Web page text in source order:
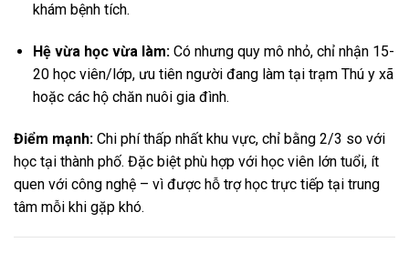
khám bệnh tích.
Hệ vừa học vừa làm:Có nhưng quy mô nhỏ, chỉ nhận 15-
20 học viên/lớp, ưu tiên người đang làm tại trạm Thú y xã
hoặc các hộ chăn nuôi gia đình.
Điểm mạnh: Chi phí thấp nhất khu vực, chỉ bằng 2/3 so với
học tại thành phố. Đặc biệt phù hợp với học viên lớn tuổi, ít
quen với công nghệ – vì được hỗ trợ học trực tiếp tại trung
tâm mỗi khi gặp khó.